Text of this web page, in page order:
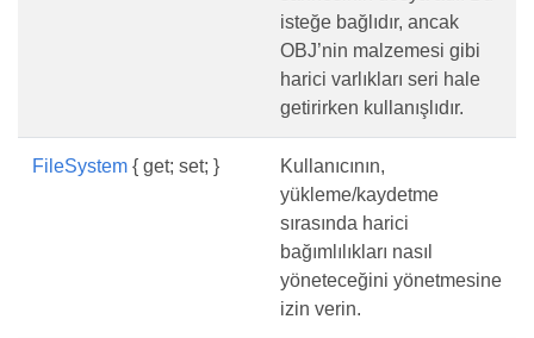
isteğe bağlıdır, ancak
OBJ’nin malzemesi gibi
harici varlıkları seri hale
getirirken kullanışlıdır.
FileSystem { get; set; }
Kullanıcının,
yükleme/kaydetme
sırasında harici
bağımlılıkları nasıl
yöneteceğini yönetmesine
izin verin.